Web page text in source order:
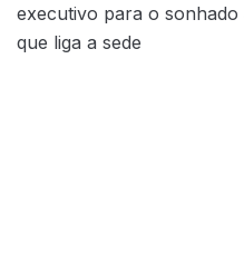
executivo para o
que liga a sede